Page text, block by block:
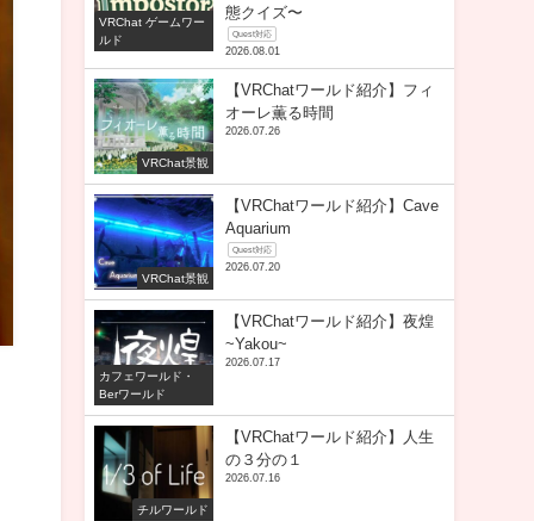
VRChat ゲームワー
ルド
態クイズ〜
Quest対応
2026.08.01
VRChat景観
【VRChatワールド紹介】フィ
オーレ薫る時間
2026.07.26
VRChat景観
【VRChatワールド紹介】Cave
Aquarium
Quest対応
2026.07.20
カフェワールド・
Berワールド
【VRChatワールド紹介】夜煌
~Yakou~
2026.07.17
チルワールド
【VRChatワールド紹介】人生
の３分の１
2026.07.16